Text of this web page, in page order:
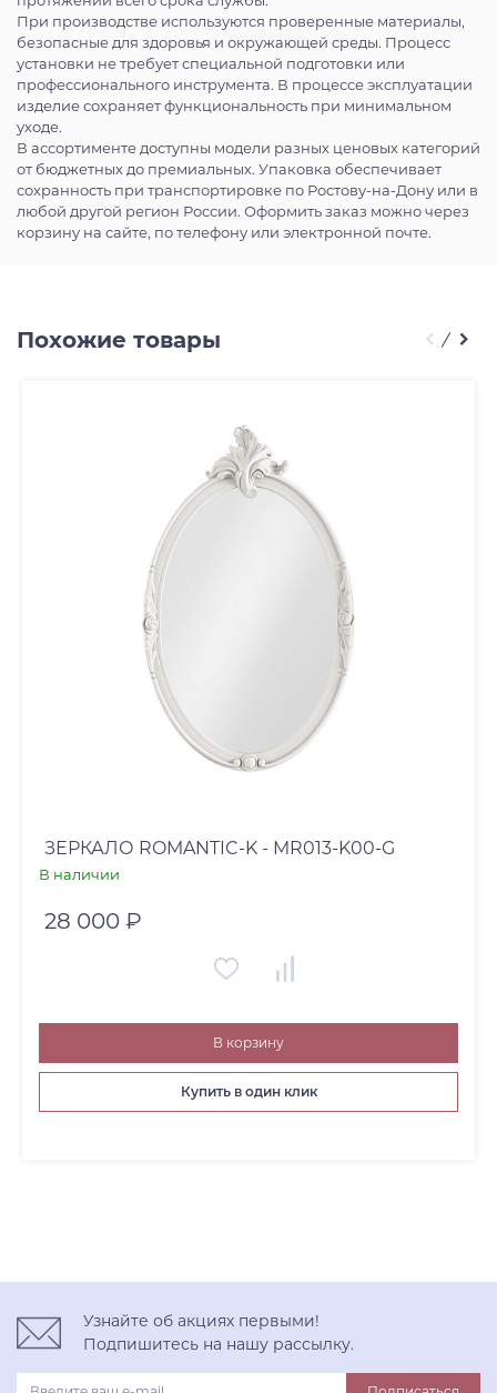
При производстве используются проверенные материалы,
безопасные для здоровья и окружающей среды. Процесс
установки не требует специальной подготовки или
профессионального инструмента. В процессе эксплуатации
изделие сохраняет функциональность при минимальном
уходе.
В ассортименте доступны модели разных ценовых категорий
от бюджетных до премиальных. Упаковка обеспечивает
сохранность при транспортировке по Ростову-на-Дону или в
любой другой регион России. Оформить заказ можно через
корзину на сайте, по телефону или электронной почте.
Похожие товары
ЗЕРКАЛО ROMANTIC-K - MR013-K00-G
В наличии
28 000 ₽
В корзину
Купить в один клик
Узнайте об акциях первыми!
Подпишитесь на нашу рассылку.